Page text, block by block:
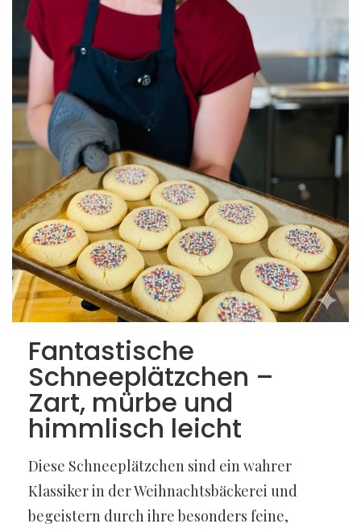
Fantastische
Schneeplätzchen –
Zart, mürbe und
himmlisch leicht
Diese Schneeplätzchen sind ein wahrer
Klassiker in der Weihnachtsbäckerei und
begeistern durch ihre besonders feine,